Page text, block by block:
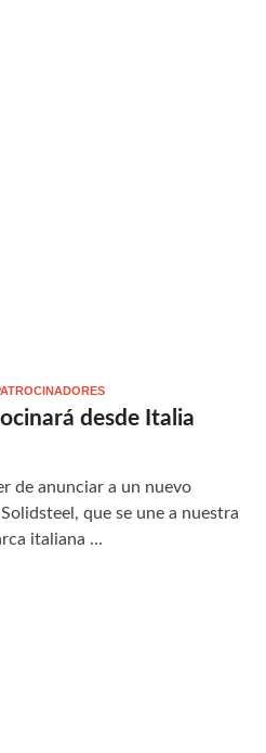
desde Italia
de anunciar a un nuevo
que se une a nuestra
italiana …